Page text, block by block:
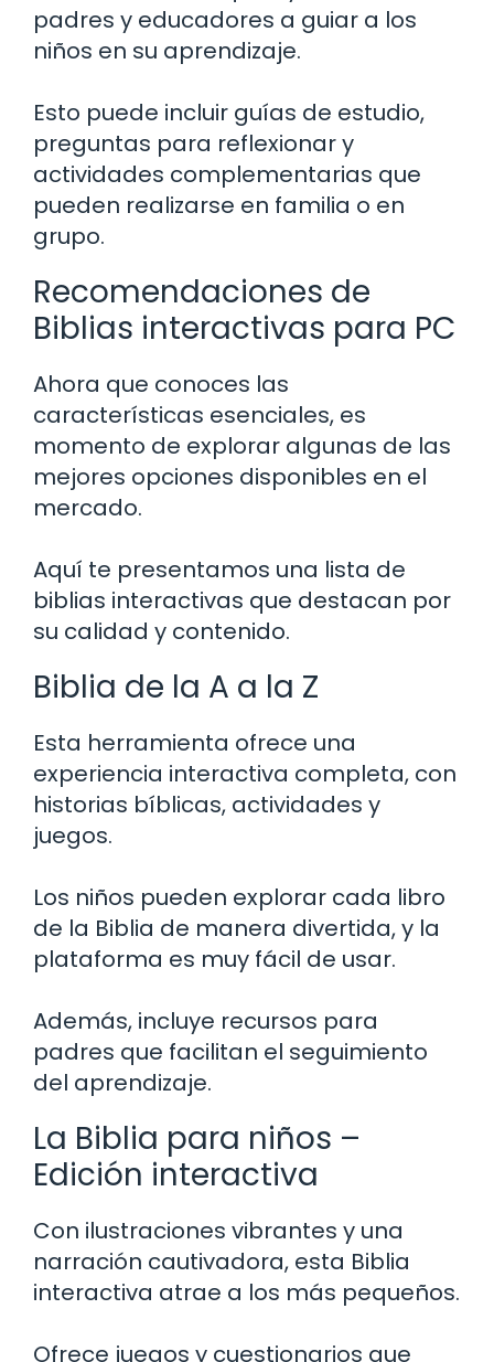
padres y educadores a guiar a los
niños en su aprendizaje.
Esto puede incluir guías de estudio,
preguntas para reflexionar y
actividades complementarias que
pueden realizarse en familia o en
grupo.
Recomendaciones de
Biblias interactivas para PC
Ahora que conoces las
características esenciales, es
momento de explorar algunas de las
mejores opciones disponibles en el
mercado.
Aquí te presentamos una lista de
biblias interactivas que destacan por
su calidad y contenido.
Biblia de la A a la Z
Esta herramienta ofrece una
experiencia interactiva completa, con
historias bíblicas, actividades y
juegos.
Los niños pueden explorar cada libro
de la Biblia de manera divertida, y la
plataforma es muy fácil de usar.
Además, incluye recursos para
padres que facilitan el seguimiento
del aprendizaje.
La Biblia para niños –
Edición interactiva
Con ilustraciones vibrantes y una
narración cautivadora, esta Biblia
interactiva atrae a los más pequeños.
Ofrece juegos y cuestionarios que